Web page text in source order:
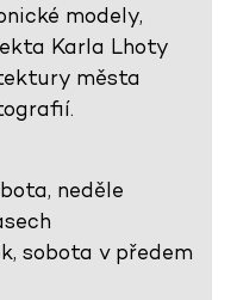
modely,
Karla Lhoty
města
neděle
sobota v předem